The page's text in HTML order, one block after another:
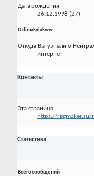
Дата рождения
26.12.1998 (27)
О dimakylakww
Откуда Вы узнали о
интернет
Контакты
Эта страница
https://rpgmaker.su/
Статистика
Всего сообщений